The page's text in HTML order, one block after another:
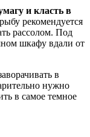
и класть в
рекомендуется
рассолом. Под
шкафу вдали от
в
нужно
в самое темное